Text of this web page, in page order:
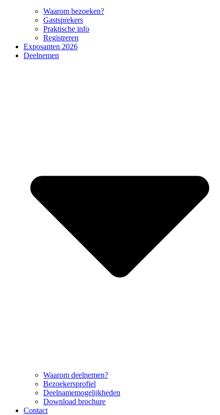
Waarom bezoeken?
Gastsprekers
Praktische info
Registreren
Exposanten 2026
Deelnemen
Waarom deelnemen?
Bezoekersprofiel
Deelnamemogelijkheden
Download brochure
Contact